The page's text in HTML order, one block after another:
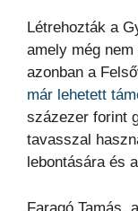
Létrehozták a
amely még
azonban a
már lehetett
százezer forint
tavasszal
lebontására és